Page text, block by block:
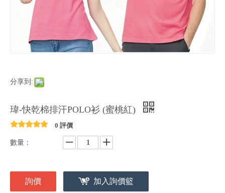
分享到:
瑋-快乾棉排汗POLO衫 (蜜桃紅)
0 評價
數量：
詢價 加入詢價籃